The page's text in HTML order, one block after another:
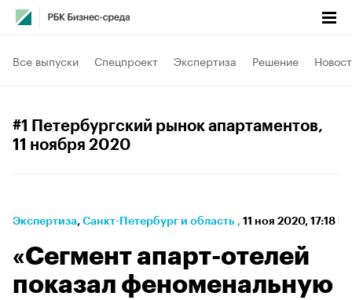
Все выпуски Спецпроект Экспертиза Решение
#1 Петербургский рынок апартаментов,
11 ноября 2020
Экспертиза⁠, Санкт-Петербург и область , 11 ноя 2020, 17:18
«Сегмент апарт-отелей
показал феноменальную